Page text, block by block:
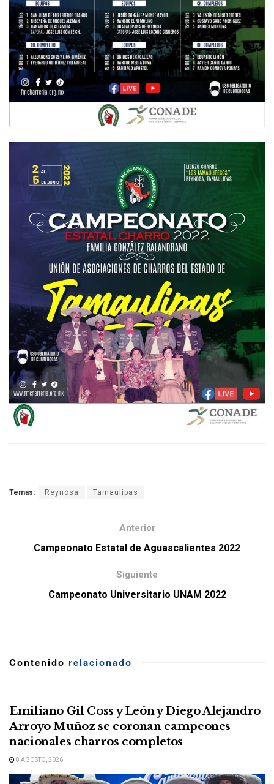
Temas: Reynosa Tamaulipas
Anterior
Campeonato Estatal de Aguascalientes 2022
Siguiente
Campeonato Universitario UNAM 2022
Contenido relacionado
Emiliano Gil Coss y León y Diego Alejandro
Arroyo Muñoz se coronan campeones
nacionales charros completos
8 AGOSTO, 2026